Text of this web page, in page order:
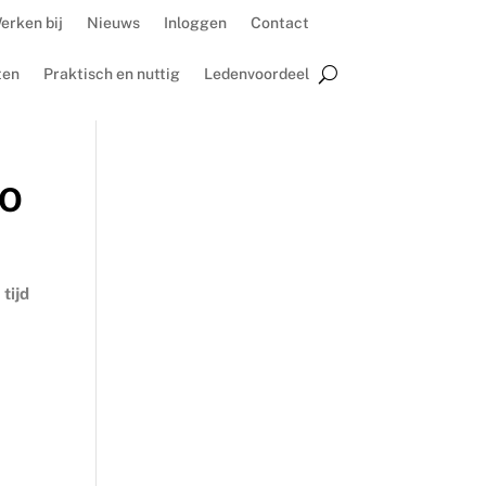
bij Nieuws Inloggen Contact
Praktisch en nuttig Ledenvoordeel
tijd